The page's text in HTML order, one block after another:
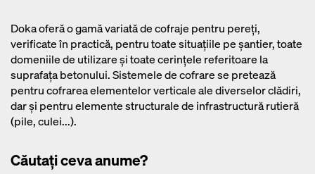
Doka oferă o gamă variată de cofraje pentru pereţi,
verificate în practică, pentru toate situaţiile pe şantier, toate
domeniile de utilizare şi toate cerinţele referitoare la
suprafaţa betonului. Sistemele de cofrare se pretează
pentru cofrarea elementelor verticale ale diverselor clădiri,
dar și pentru elemente structurale de infrastructură rutieră
(pile, culei...).
Căutați ceva anume?